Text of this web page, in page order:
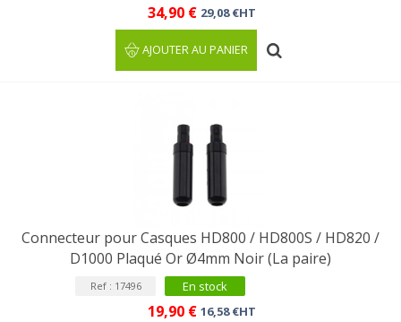
34,90 € 29,08 €HT
AJOUTER AU PANIER
Connecteur pour Casques HD800 / HD800S / HD820 /
D1000 Plaqué Or Ø4mm Noir (La paire)
Ref : 17496 En stock
19,90 € 16,58 €HT